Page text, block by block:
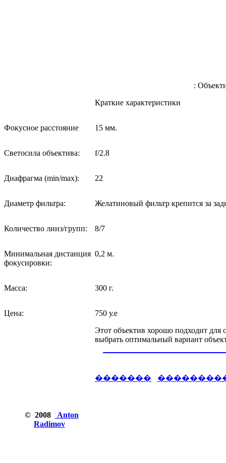
:
Краткие характеристики
Фокусное расстояние 15 мм.
Светосила объектива: f/2.8
Диафрагма (min/max): 22
Диаметр фильтра: Желатиновый фильтр крепится за
Количество линз/групп: 8/7
Минимальная дистанция
фокусировки:
0,2 м.
Масса: 300 г.
Цена:
750 у.е
Этот объектив хорошо подходит для
выбрать оптимальный вариант
�������
© 2008
Anton
Radimov